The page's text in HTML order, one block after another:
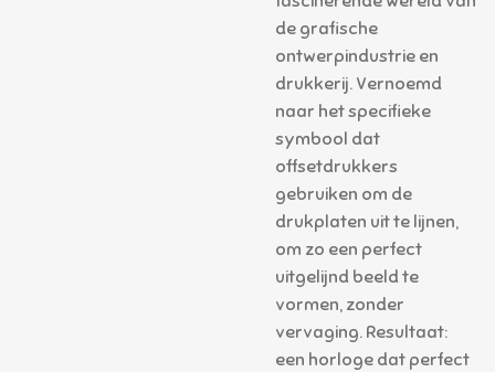
de grafische
ontwerpindustrie en
drukkerij. Vernoemd
naar het specifieke
symbool dat
offsetdrukkers
gebruiken om de
drukplaten uit te lijnen,
om zo een perfect
uitgelijnd beeld te
vormen, zonder
vervaging. Resultaat:
een horloge dat perfect